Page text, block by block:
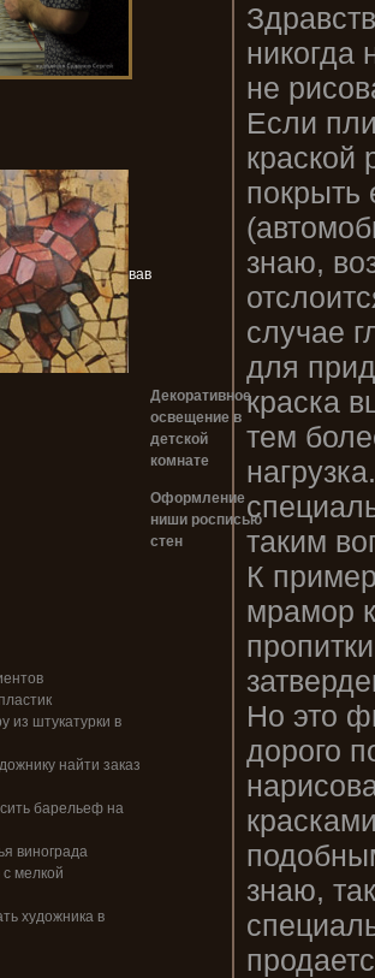
никогда
не
Если
краской
покрыть
знаю,
случае
для
краска
тем
таким
К
мрамор
Но это
дорого
знаю,
вав
Декоративное
освещение в
детской
комнате
Оформление
ниши росписью
стен
из штукатурки в
найти заказ
барельеф на
винограда
мелкой
художника в